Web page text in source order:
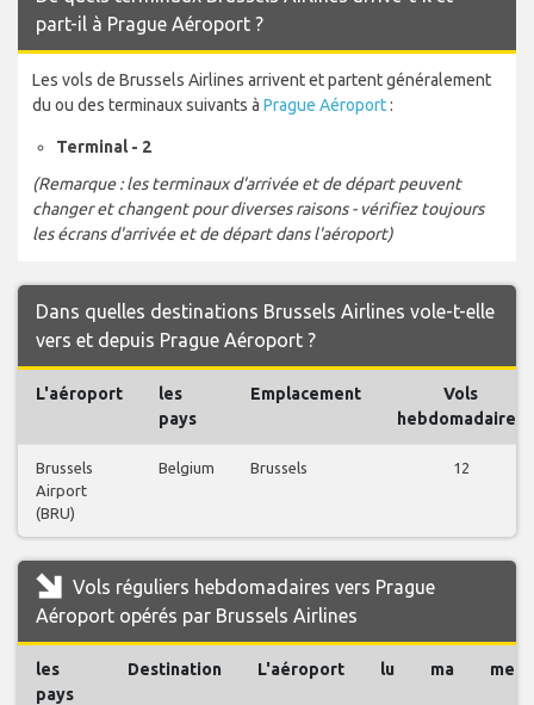
part-il à Prague Aéroport ?
Les vols de Brussels Airlines arrivent et partent généralement
du ou des terminaux suivants à Prague Aéroport:
Terminal - 2
(Remarque : les terminaux d'arrivée et de départ peuvent
changer et changent pour diverses raisons - vérifiez toujours
les écrans d'arrivée et de départ dans l'aéroport)
Dans quelles destinations Brussels Airlines vole-t-elle
vers et depuis Prague Aéroport ?
L'aéroport
les
pays
Emplacement
Vols
hebdomadaires
Brussels
Airport
(BRU)
Belgium Brussels 12
Vols réguliers hebdomadaires vers Prague
Aéroport opérés par Brussels Airlines
les
pays
Destination L'aéroport lu ma me